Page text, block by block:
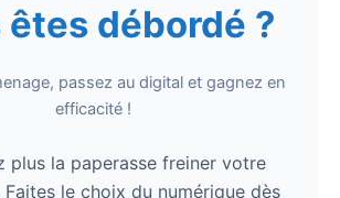
êtes débordé ?
passez au digital et gagnez en
efficacité !
plus la paperasse freiner votre
Faites le choix du numérique dès